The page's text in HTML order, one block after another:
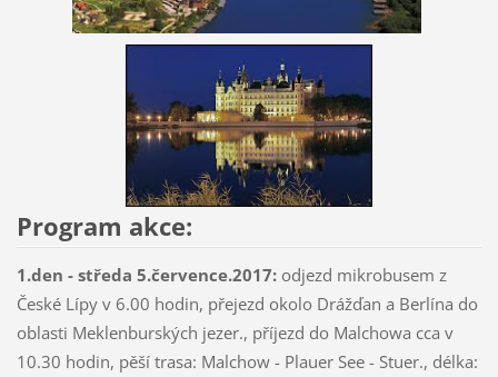
Program akce:
1.den - středa 5.července.2017:odjezd mikrobusem z
České Lípy v 6.00 hodin, přejezd okolo Drážďan a Berlína do
oblasti Meklenburských jezer., příjezd do Malchowa cca v
10.30 hodin, pěší trasa: Malchow - Plauer See - Stuer., délka: